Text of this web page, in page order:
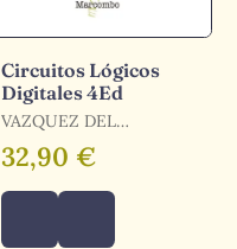
Circuitos Lógicos
Digitales 4Ed
VAZQUEZ DEL
REAL,JAVIER /
VAZQUEZ DEL REAL,
32,90 €